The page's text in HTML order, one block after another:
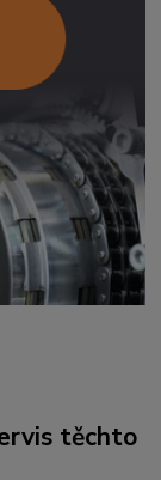
těchto